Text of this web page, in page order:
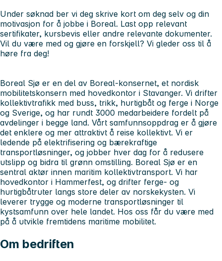
Under søknad ber vi deg skrive kort om deg selv og din
motivasjon for å jobbe i Boreal. Last opp relevant
sertifikater, kursbevis eller andre relevante dokumenter.
Vil du være med og gjøre en forskjell? Vi gleder oss til å
høre fra deg!
Boreal Sjø er en del av Boreal-konsernet, et nordisk
mobilitetskonsern med hovedkontor i Stavanger. Vi drifter
kollektivtrafikk med buss, trikk, hurtigbåt og ferge i Norge
og Sverige, og har rundt 3000 medarbeidere fordelt på
avdelinger i begge land. Vårt samfunnsoppdrag er å gjøre
det enklere og mer attraktivt å reise kollektivt. Vi er
ledende på elektrifisering og bærekraftige
transportløsninger, og jobber hver dag for å redusere
utslipp og bidra til grønn omstilling. Boreal Sjø er en
sentral aktør innen maritim kollektivtransport. Vi har
hovedkontor i Hammerfest, og drifter ferge- og
hurtigbåtruter langs store deler av norskekysten. Vi
leverer trygge og moderne transportløsninger til
kystsamfunn over hele landet. Hos oss får du være med
på å utvikle fremtidens maritime mobilitet.
Om bedriften